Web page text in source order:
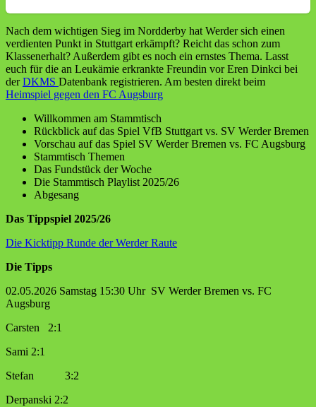
Nach dem wichtigen Sieg im Nordderby hat Werder sich einen
verdienten Punkt in Stuttgart erkämpft? Reicht das schon zum
Klassenerhalt? Außerdem gibt es noch ein ernstes Thema. Lasst
euch für die an Leukämie erkrankte Freundin vor Eren Dinkci bei
derDKMS Datenbank registrieren. Am besten direkt beim
Heimspiel gegen den FC Augsburg
Willkommen am Stammtisch
Rückblick auf das Spiel VfB Stuttgart vs. SV Werder Bremen
Vorschau auf das Spiel SV Werder Bremen vs. FC Augsburg
Stammtisch Themen
Das Fundstück der Woche
Die Stammtisch Playlist 2025/26
Abgesang
Das Tippspiel 2025/26
Die Kicktipp Runde der Werder Raute
Die Tipps
02.05.2026 Samstag 15:30 Uhr SV Werder Bremen vs. FC
Augsburg
Carsten 2:1
Sami 2:1
Stefan 3:2
Derpanski 2:2